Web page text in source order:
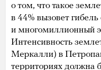
о том, что такое
в 44% вызовет
и многомиллионный
Интенсивность
Меркалли) в
территориях должна